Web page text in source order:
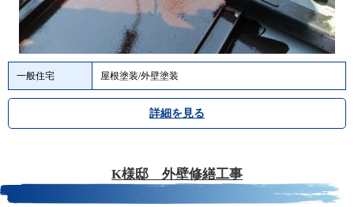
一般住宅 屋根塗装/外壁塗装
詳細を見る
K様邸 外壁修繕工事